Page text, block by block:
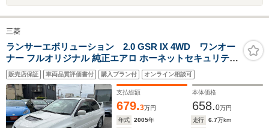
三菱
ランサーエボリューション 2.0 GSR IX 4WD ワンオー
ナー フルオリジナル 純正エアロ ホーネットセキュリティ
社外ナビ キーレス キセノン 純正アルミ
販売店保証 車両品質評価書付 購入プラン付 オンライン相談可
支払総額
679.3万円
本体価格
658.0万円
年式
2005年 走行 6.7万km